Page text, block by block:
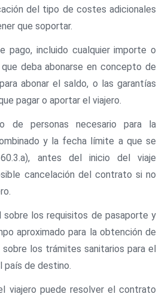
del tipo de costes adicionales
que soportar.
pago, incluido cualquier importe o
deba abonarse en concepto de
abonar el saldo, o las garantías
pagar o aportar el viajero.
de personas necesario para la
y la fecha límite a que se
antes del inicio del viaje
cancelación del contrato si no
sobre los requisitos de pasaporte y
aproximado para la obtención de
sobre los trámites sanitarios para el
país de destino.
viajero puede resolver el contrato